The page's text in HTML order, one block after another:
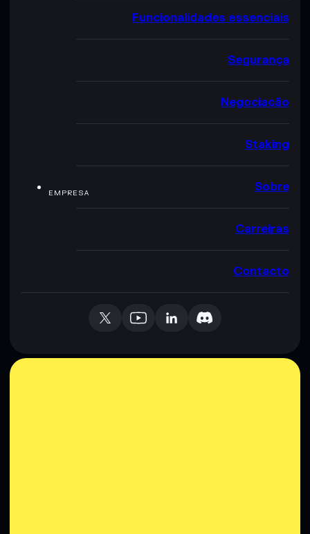
Funcionalidades essenciais
Segurança
Negociação
Staking
EMPRESA Sobre
Carreiras
Contacto